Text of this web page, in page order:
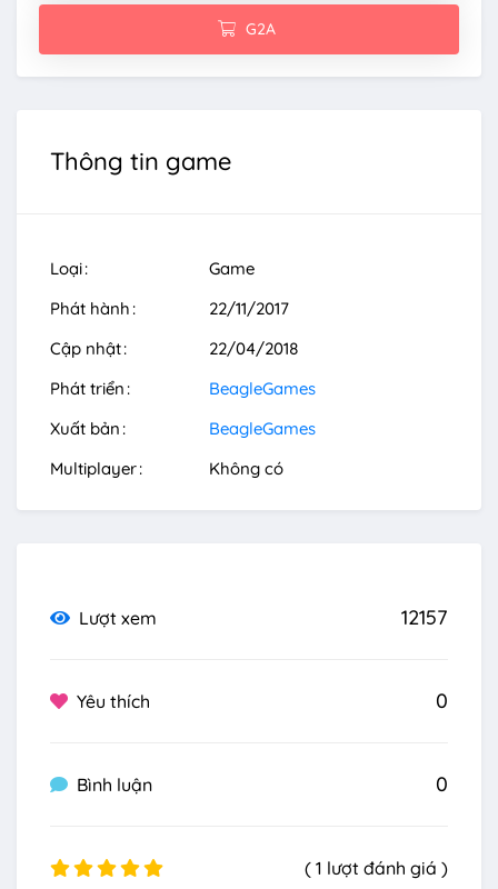
G2A
Thông tin game
Loại
Game
Phát hành
22/11/2017
Cập nhật
22/04/2018
Phát triển
BeagleGames
Xuất bản
BeagleGames
Multiplayer
Không có
Lượt xem 12157
Yêu thích 0
Bình luận 0
( 1 lượt đánh giá )